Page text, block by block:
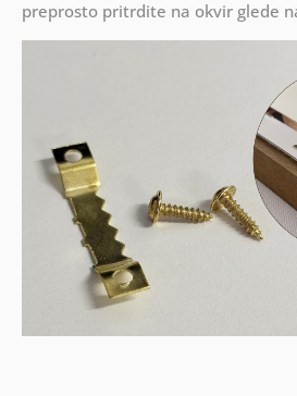
preprosto pritrdite na okvir glede